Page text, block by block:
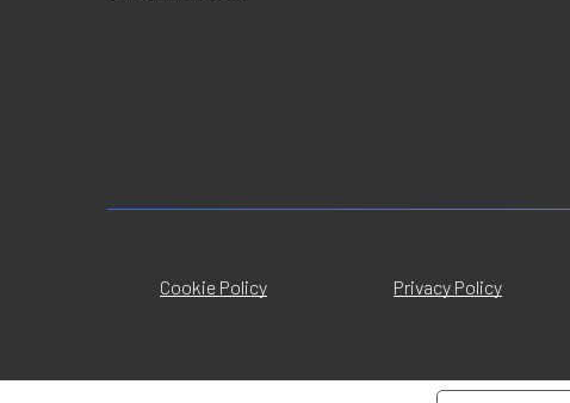
Cookie Policy Privacy Policy